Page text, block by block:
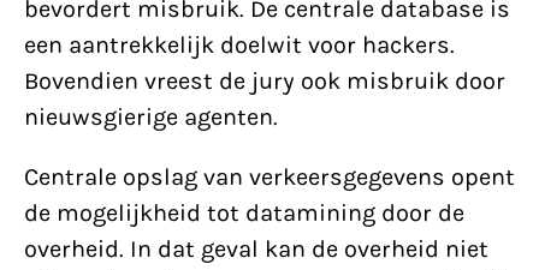
bevordert misbruik. De centrale database is
een aantrekkelijk doelwit voor hackers.
Bovendien vreest de jury ook misbruik door
nieuwsgierige agenten.
Centrale opslag van verkeersgegevens opent
de mogelijkheid tot datamining door de
overheid. In dat geval kan de overheid niet